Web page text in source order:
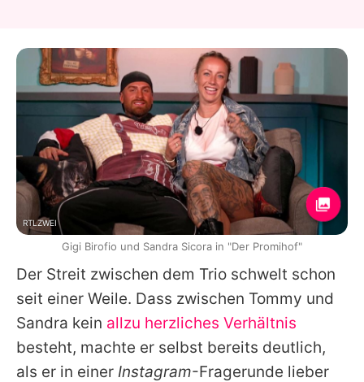
Der Streit zwischen dem Trio schwelt schon
seit einer Weile. Dass zwischen Tommy und
Sandra kein allzu herzliches Verhältnis
besteht, machte er selbst bereits deutlich,
als er in einer Instagram-Fragerunde lieber
RTLZWEI
Gigi Birofio und Sandra Sicora in "Der Promihof"